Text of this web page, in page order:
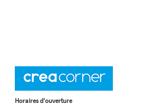
Horaires d'ouverture